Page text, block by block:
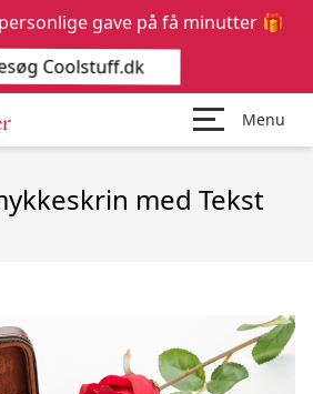
Menu
med Tekst
gave på få minutter 🎁
Coolstuff.dk